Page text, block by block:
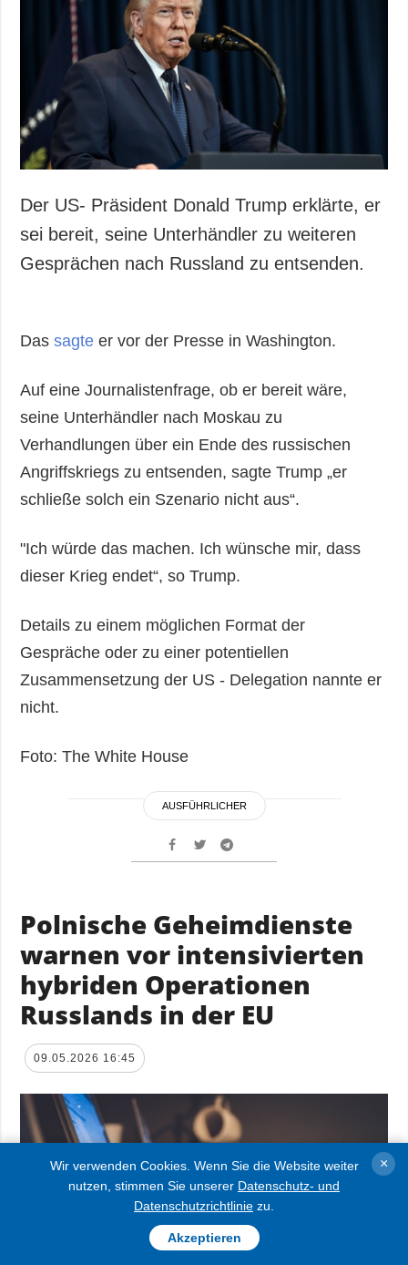
Der US- Präsident Donald Trump erklärte, er
sei bereit, seine Unterhändler zu weiteren
Gesprächen nach Russland zu entsenden.
Dassagteer vor der Presse in Washington.
Auf eine Journalistenfrage, ob er bereit wäre,
seine Unterhändler nach Moskau zu
Verhandlungen über ein Ende des russischen
Angriffskriegs zu entsenden, sagte Trump „er
schließe solch ein Szenario nicht aus“.
"Ich würde das machen. Ich wünsche mir, dass
dieser Krieg endet“, so Trump.
Details zu einem möglichen Format der
Gespräche oder zu einer potentiellen
Zusammensetzung der US - Delegation nannte er
nicht.
Foto: The White House
AUSFÜHRLICHER
Polnische Geheimdienste
warnen vor intensivierten
hybriden Operationen
Russlands in der EU
09.05.2026 16:45
Wir verwenden Cookies. Wenn Sie die Website weiter
nutzen, stimmen Sie unserer Datenschutz- und
Datenschutzrichtlinie zu.
Akzeptieren
×